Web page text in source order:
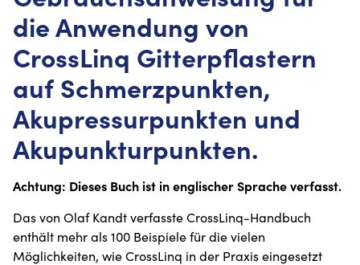
die Anwendung von
CrossLinq Gitterpflastern
auf Schmerzpunkten,
Akupressurpunkten und
Akupunkturpunkten.
Achtung: Dieses Buch ist in englischer Sprache verfasst.
Das von Olaf Kandt verfasste CrossLinq-Handbuch
enthält mehr als 100 Beispiele für die vielen
Möglichkeiten, wie CrossLinq in der Praxis eingesetzt